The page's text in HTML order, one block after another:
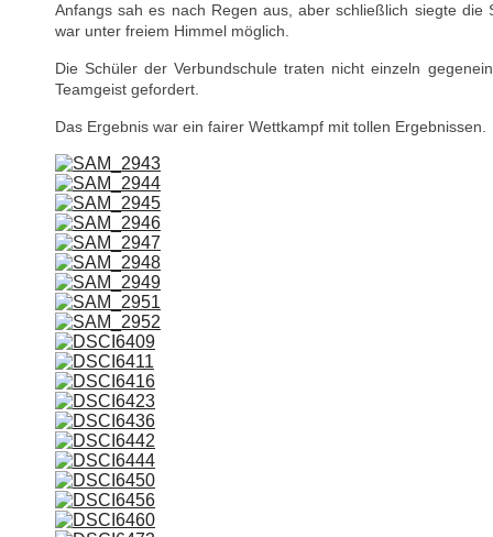
Anfangs sah es nach Regen aus, aber schließlich siegte die
war unter freiem Himmel möglich.
Die Schüler der Verbundschule traten nicht einzeln
Teamgeist gefordert.
Das Ergebnis war ein fairer Wettkampf mit tollen Ergebnissen.